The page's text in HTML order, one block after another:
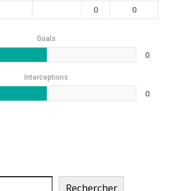
0 0
Goals
0
Interceptions
0
Rechercher